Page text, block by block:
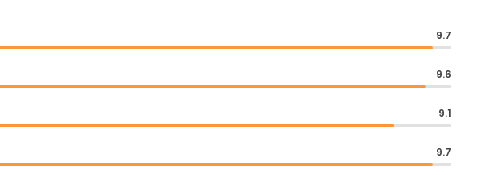
9.7
9.6
9.1
9.7